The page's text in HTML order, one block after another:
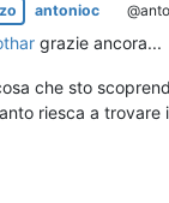
antonioc
grazie ancora...
che sto
riesca a trovare